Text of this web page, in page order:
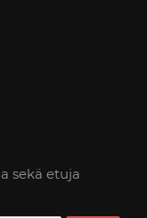
sekä etuja